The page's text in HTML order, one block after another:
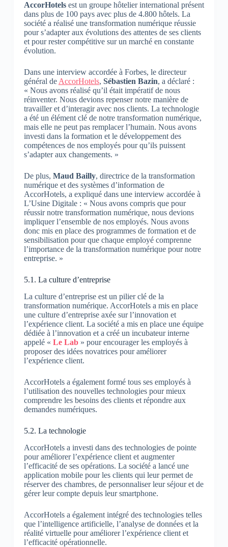
AccorHotelsest un groupe hôtelier international présent
dans plus de 100 pays avec plus de 4.800 hôtels. La
société a réalisé une transformation numérique réussie
pour s’adapter aux évolutions des attentes de ses clients
et pour rester compétitive sur un marché en constante
évolution.
Dans une interview accordée à Forbes, le directeur
général de AccorHotels, Sébastien Bazin, a déclaré :
« Nous avons réalisé qu’il était impératif de nous
réinventer. Nous devions repenser notre manière de
travailler et d’interagir avec nos clients. La technologie
a été un élément clé de notre transformation numérique,
mais elle ne peut pas remplacer l’humain. Nous avons
investi dans la formation et le développement des
compétences de nos employés pour qu’ils puissent
s’adapter aux changements. »
De plus, Maud Bailly, directrice de la transformation
numérique et des systèmes d’information de
AccorHotels, a expliqué dans une interview accordée à
L’Usine Digitale : « Nous avons compris que pour
réussir notre transformation numérique, nous devions
impliquer l’ensemble de nos employés. Nous avons
donc mis en place des programmes de formation et de
sensibilisation pour que chaque employé comprenne
l’importance de la transformation numérique pour notre
entreprise. »
5.1. La culture d’entreprise
La culture d’entreprise est un pilier clé de la
transformation numérique. AccorHotels a mis en place
une culture d’entreprise axée sur l’innovation et
l’expérience client. La société a mis en place une équipe
dédiée à l’innovation et a créé un incubateur interne
appelé « Le Lab» pour encourager les employés à
proposer des idées novatrices pour améliorer
l’expérience client.
AccorHotels a également formé tous ses employés à
l’utilisation des nouvelles technologies pour mieux
comprendre les besoins des clients et répondre aux
demandes numériques.
5.2. La technologie
AccorHotels a investi dans des technologies de pointe
pour améliorer l’expérience client et augmenter
l’efficacité de ses opérations. La société a lancé une
application mobile pour les clients qui leur permet de
réserver des chambres, de personnaliser leur séjour et de
gérer leur compte depuis leur smartphone.
AccorHotels a également intégré des technologies telles
que l’intelligence artificielle, l’analyse de données et la
réalité virtuelle pour améliorer l’expérience client et
l’efficacité opérationnelle.